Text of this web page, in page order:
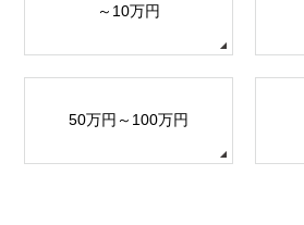
～10万円
50万円～100万円